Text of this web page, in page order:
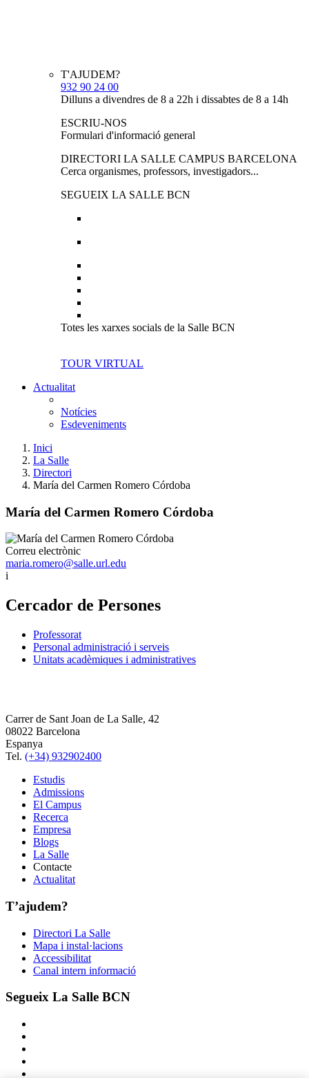
T'AJUDEM?
932 90 24 00
Dilluns a divendres de 8 a 22h i dissabtes de 8 a 14h
ESCRIU-NOS
Formulari d'informació general
DIRECTORI LA SALLE CAMPUS BARCELONA
Cerca organismes, professors, investigadors...
SEGUEIX LA SALLE BCN
Totes les xarxes socials de la Salle BCN
TOUR VIRTUAL
Actualitat
Notícies
Esdeveniments
Inici
La Salle
Directori
María del Carmen Romero Córdoba
María del Carmen Romero Córdoba
Correu electrònic
maria.romero@salle.url.edu
i
Cercador de Persones
Professorat
Personal administració i serveis
Unitats acadèmiques i administratives
Carrer de Sant Joan de La Salle, 42
08022 Barcelona
Espanya
Tel. (+34) 932902400
Estudis
Admissions
El Campus
Recerca
Empresa
Blogs
La Salle
Contacte
Actualitat
T’ajudem?
Directori La Salle
Mapa i instal·lacions
Accessibilitat
Canal intern informació
Segueix La Salle BCN